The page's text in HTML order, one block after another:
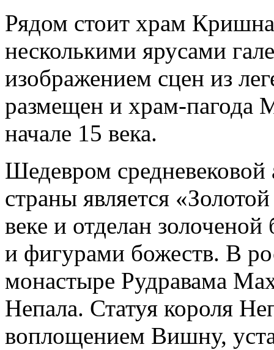
Рядом стоит храм
несколькими ярусами
изображением сцен из
размещен и храм-пагода
начале 15 века.
Шедевром средневековой
страны является
веке и отделан
и фигурами божеств. В
монастыре Рудравама
Непала. Статуя короля
воплощением Вишну,